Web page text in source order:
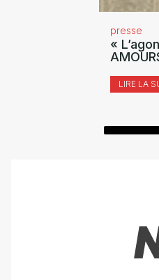
presse
«
LIRE LA